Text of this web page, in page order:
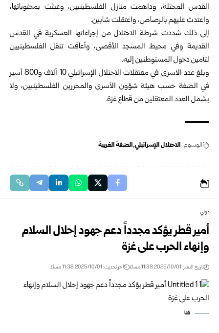
القدس المحتلة، وداهمت منازل الفلسطينيين، وعبثت بمحتوياتها،
واعتدت عليهم بالرصاص، واعتقلت شابين.
إلى ذلك شددت شرطة الاحتلال من إجراءاتها العسكرية في القدس
القديمة وفي محيط المسجد الأقصى، وأعاقت تنقل الفلسطينيين
لتأمين دخول المستوطنين إليه.
وبلغ عدد الاسرى في معتقلات الاحتلال الإسرائيلي 10 آلاف و800 أسير
في الضفة حسب هيئة شؤون الأسرى والمحررين الفلسطينيين، ولا
يشمل العدد المعتقلين من قطاع غزة.
الوسوم: الاحتلال الإسرائيلي الضفة الغربية
دولي
أمير قطر يؤكد مجدداً دعم جهود إحلال السلام
وإنهاء الحرب على غزة
تاريخ النشر: 2025/10/01 11:38 مساءً اخر تحديث: 2025/10/01 11:38 مساءً
قنا